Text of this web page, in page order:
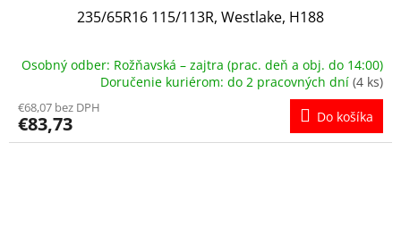
235/65R16 115/113R, Westlake, H188
Osobný odber: Rožňavská – zajtra (prac. deň a obj. do 14:00)
Doručenie kuriérom: do 2 pracovných dní (4 ks)
€68,07 bez DPH
€83,73 Do košíka